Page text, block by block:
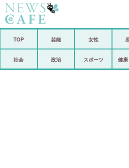
TOP 芸能 女性
社会 政治 スポーツ 健康